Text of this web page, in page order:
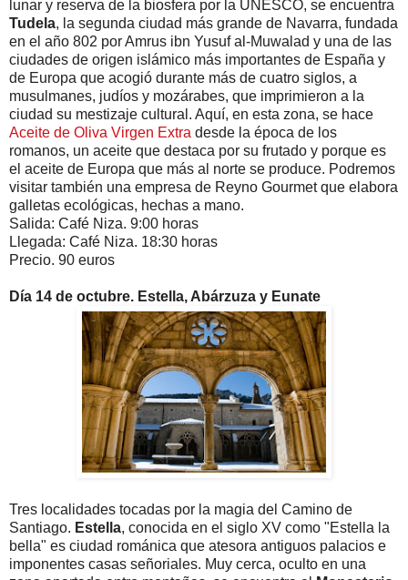
lunar y reserva de la biosfera por la UNESCO, se encuentra
Tudela, la segunda ciudad más grande de Navarra, fundada
en el año 802 por Amrus ibn Yusuf al-Muwalad y una de las
ciudades de origen islámico más importantes de España y
de Europa que acogió durante más de cuatro siglos, a
musulmanes, judíos y mozárabes, que imprimieron a la
ciudad su mestizaje cultural. Aquí, en esta zona, se hace
Aceite de Oliva Virgen Extra desde la época de los
romanos, un aceite que destaca por su frutado y porque es
el aceite de Europa que más al norte se produce. Podremos
visitar también una empresa de Reyno Gourmet que elabora
galletas ecológicas, hechas a mano.
Salida: Café Niza. 9:00 horas
Llegada: Café Niza. 18:30 horas
Precio. 90 euros
Día 14 de octubre. Estella, Abárzuza y Eunate
Tres localidades tocadas por la magia del Camino de
Santiago. Estella, conocida en el siglo XV como "Estella la
bella" es ciudad románica que atesora antiguos palacios e
imponentes casas señoriales. Muy cerca, oculto en una